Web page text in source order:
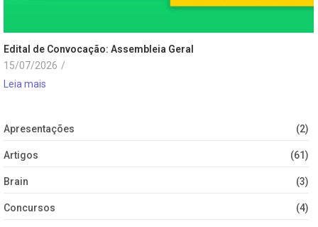
Edital de Convocação: Assembleia Geral
15/07/2026 /
Leia mais
Apresentações (2)
Artigos (61)
Brain (3)
Concursos (4)